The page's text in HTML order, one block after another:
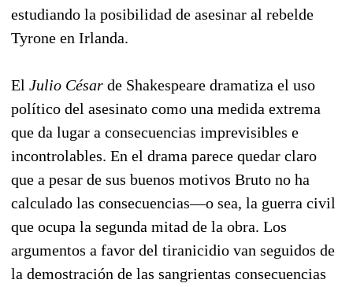
estudiando la posibilidad de asesinar al rebelde
Tyrone en Irlanda.
El Julio César de Shakespeare dramatiza el uso
político del asesinato como una medida extrema
que da lugar a consecuencias imprevisibles e
incontrolables. En el drama parece quedar claro
que a pesar de sus buenos motivos Bruto no ha
calculado las consecuencias—o sea, la guerra civil
que ocupa la segunda mitad de la obra. Los
argumentos a favor del tiranicidio van seguidos de
la demostración de las sangrientas consecuencias